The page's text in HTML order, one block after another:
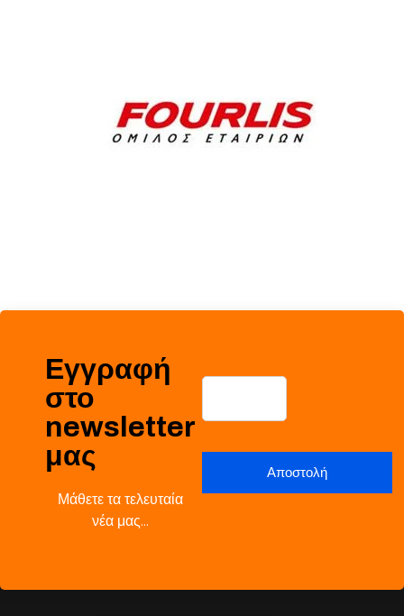
Εγγραφή
στο
newsletter
μας
Μάθετε τα τελευταία
νέα μας…